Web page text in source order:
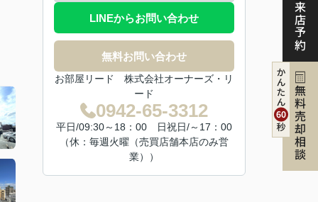
来店予約
無料売却相談
LINEからお問い合わせ
無料お問い合わせ
お部屋リード 株式会社オーナーズ・リ
ード
0942-65-3312
平日/09:30～18：00 日祝日/～17：00
（休：毎週火曜（売買店舗本店のみ営
業））